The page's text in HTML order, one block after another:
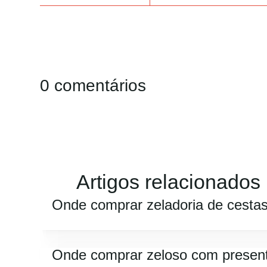
0 comentários
Artigos relacionados
Onde comprar zeladoria de
Onde comprar zeloso com